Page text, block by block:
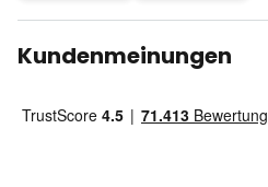
Kundenmeinungen